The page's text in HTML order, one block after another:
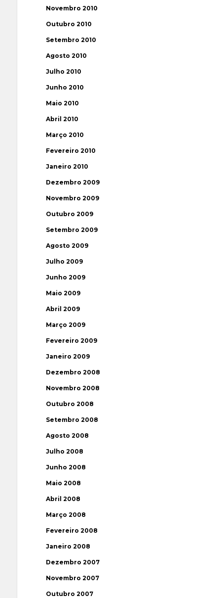
Novembro 2010
Outubro 2010
Setembro 2010
Agosto 2010
Julho 2010
Junho 2010
Maio 2010
Abril 2010
Março 2010
Fevereiro 2010
Janeiro 2010
Dezembro 2009
Novembro 2009
Outubro 2009
Setembro 2009
Agosto 2009
Julho 2009
Junho 2009
Maio 2009
Abril 2009
Março 2009
Fevereiro 2009
Janeiro 2009
Dezembro 2008
Novembro 2008
Outubro 2008
Setembro 2008
Agosto 2008
Julho 2008
Junho 2008
Maio 2008
Abril 2008
Março 2008
Fevereiro 2008
Janeiro 2008
Dezembro 2007
Novembro 2007
Outubro 2007